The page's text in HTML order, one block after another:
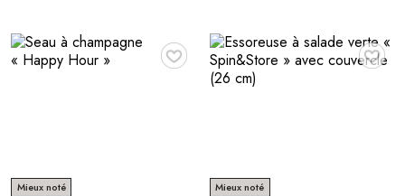
♥
Mieux noté
♥
Mieux noté